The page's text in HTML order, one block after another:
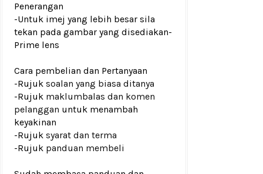
Penerangan
-Untuk imej yang lebih besar sila
tekan pada gambar yang disediakan-
Prime lens
Cara pembelian dan Pertanyaan
-Rujuk soalan yang biasa ditanya
-Rujuk maklumbalas dan komen
pelanggan untuk menambah
keyakinan
-Rujuk syarat dan terma
-Rujuk panduan membeli